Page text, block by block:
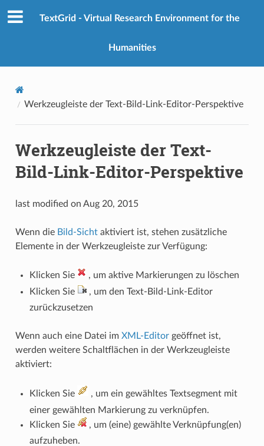
TextGrid - Virtual Research Environment for the
Humanities
Werkzeugleiste der Text-Bild-Link-Editor-Perspektive
Werkzeugleiste der Text-
Bild-Link-Editor-Perspektive
last modified on Aug 20, 2015
Wenn die Bild-Sichtaktiviert ist, stehen zusätzliche
Elemente in der Werkzeugleiste zur Verfügung:
Klicken Sie
, um aktive Markierungen zu löschen
Klicken Sie
, um den Text-Bild-Link-Editor
zurückzusetzen
Wenn auch eine Datei im XML-Editorgeöffnet ist,
werden weitere Schaltflächen in der Werkzeugleiste
aktiviert:
Klicken Sie
, um ein gewähltes Textsegment mit
einer gewählten Markierung zu verknüpfen.
Klicken Sie
, um (eine) gewählte Verknüpfung(en)
aufzuheben.